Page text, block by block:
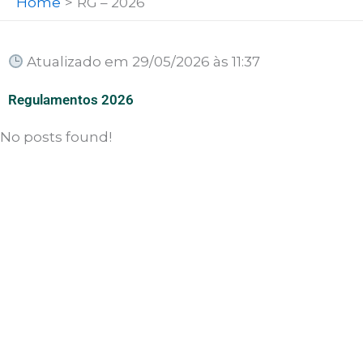
Atualizado em 29/05/2026 às 11:37
Regulamentos 2026
No posts found!